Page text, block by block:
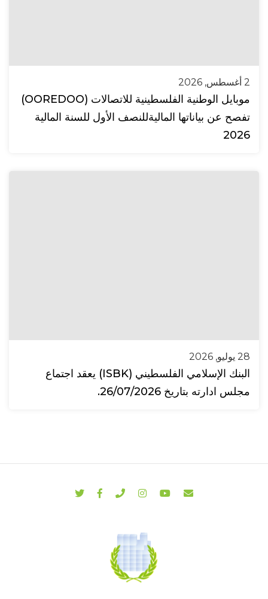
2 أغسطس, 2026
موبايل الوطنية الفلسطينية للاتصالات (OOREDOO)
تفصح عن بياناتها الماليةللنصف الأول للسنة المالية
2026
28 يوليو, 2026
البنك الإسلامي الفلسطيني (ISBK) يعقد اجتماع
مجلس ادارته بتاريخ 26/07/2026.